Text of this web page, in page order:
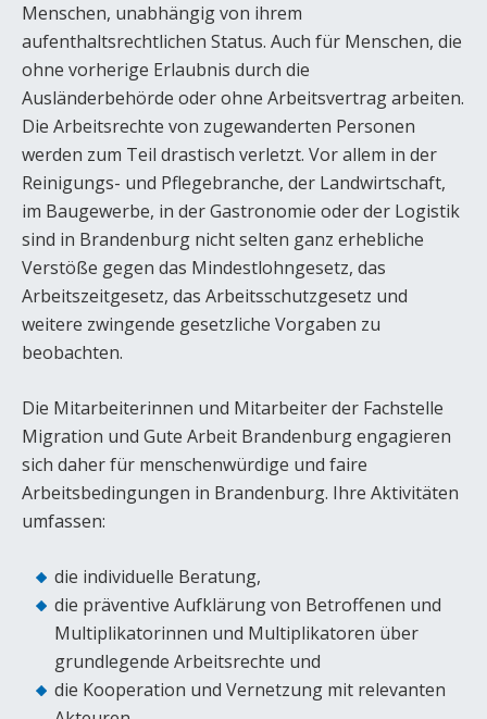
Menschen, unabhängig von ihrem
aufenthaltsrechtlichen Status. Auch für Menschen, die
ohne vorherige Erlaubnis durch die
Ausländerbehörde oder ohne Arbeitsvertrag arbeiten.
Die Arbeitsrechte von zugewanderten Personen
werden zum Teil drastisch verletzt. Vor allem in der
Reinigungs- und Pflegebranche, der Landwirtschaft,
im Baugewerbe, in der Gastronomie oder der Logistik
sind in Brandenburg nicht selten ganz erhebliche
Verstöße gegen das Mindestlohngesetz, das
Arbeitszeitgesetz, das Arbeitsschutzgesetz und
weitere zwingende gesetzliche Vorgaben zu
beobachten.
Die Mitarbeiterinnen und Mitarbeiter der Fachstelle
Migration und Gute Arbeit Brandenburg engagieren
sich daher für menschenwürdige und faire
Arbeitsbedingungen in Brandenburg. Ihre Aktivitäten
umfassen:
die individuelle Beratung,
die präventive Aufklärung von Betroffenen und
Multiplikatorinnen und Multiplikatoren über
grundlegende Arbeitsrechte und
die Kooperation und Vernetzung mit relevanten